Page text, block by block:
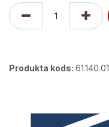
Produkta kods: 61.140.01